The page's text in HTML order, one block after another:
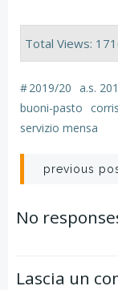
Total Views:
#2019/20 a.s.
buoni-pasto
servizio mensa
previous
No
Lascia un